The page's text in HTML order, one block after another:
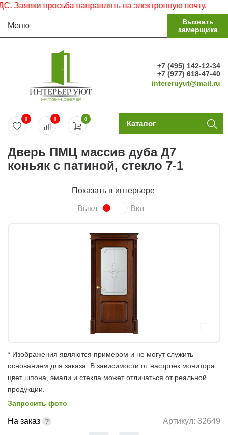
просьба направлять на электронную почту.
Меню
Вызвать
замерщика
+7 (495) 142-12-34
+7 (977) 618-47-40
intereruyut@mail.ru
0
0 0 Каталог
Дверь ПМЦ массив дуба Д7
коньяк с патиной, стекло 7-1
Показать в интерьере
Выкл Вкл
* Изображения являются примером и не могут служить
основанием для заказа. В зависимости от настроек монитора
цвет шпона, эмали и стекла может отличаться от реальной
продукции.
Запросить фото
На заказ Артикул: 32649